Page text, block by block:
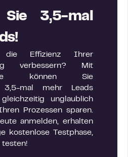
Sie 3,5-mal
die Effizienz Ihrer
verbessern? Mit
können Sie
3,5-mal mehr Leads
unglaublich
Prozessen sparen.
anmelden, erhalten
kostenlose Testphase,
testen!